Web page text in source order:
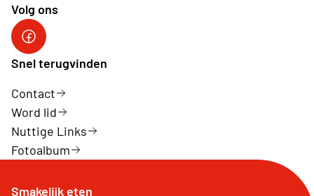
Volg ons
Neos Hasselt
Snel terugvinden
Contact
Word lid
Nuttige Links
Fotoalbum
Smakelijk eten